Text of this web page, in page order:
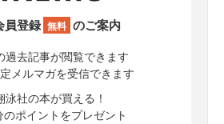
員登録 無料 のご案内
過去記事が閲覧できます
メルマガを受信できます
泳社の本が買える！
ポイントをプレゼント